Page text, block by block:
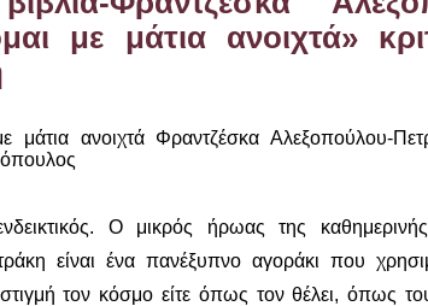
με μάτια ανοιχτά»
Ο μικρός ήρωας της
είναι ένα πανέξυπνο αγοράκι που
τον κόσμο είτε όπως τον θέλει, όπως